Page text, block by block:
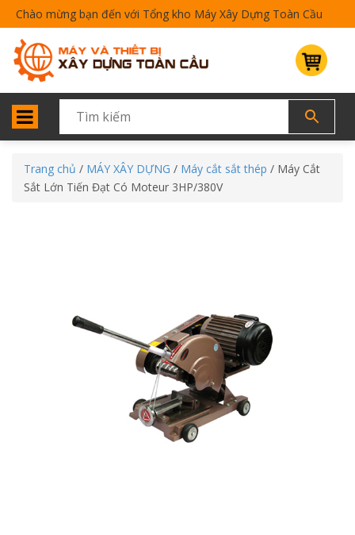
Chào mừng bạn đến với Tổng kho Máy Xây Dựng Toàn Cầu
Trang chủ / MÁY XÂY DỰNG / Máy cắt sắt thép / Máy Cắt
Sắt Lớn Tiến Đạt Có Moteur 3HP/380V